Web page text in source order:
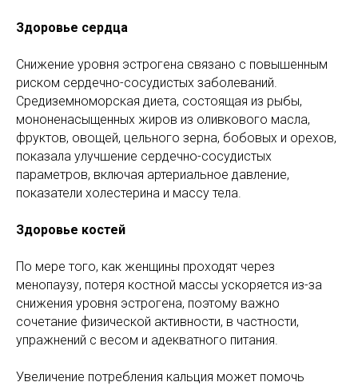
Здоровье сердца
Снижение уровня эстрогена связано с повышенным
риском сердечно-сосудистых заболеваний.
Средиземноморская диета, состоящая из рыбы,
мононенасыщенных жиров из оливкового масла,
фруктов, овощей, цельного зерна, бобовых и орехов,
показала улучшение сердечно-сосудистых
параметров, включая артериальное давление,
показатели холестерина и массу тела.
Здоровье костей
По мере того, как женщины проходят через
менопаузу, потеря костной массы ускоряется из-за
снижения уровня эстрогена, поэтому важно
сочетание физической активности, в частности,
упражнений с весом и адекватного питания.
Увеличение потребления кальция может помочь